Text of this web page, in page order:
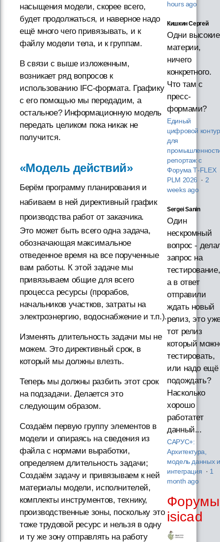
насыщения модели, скорее всего,
будет продолжаться, и наверное надо
ещё много чего привязывать, и к
файлу модели тела, и к группам.
В связи с выше изложенным,
возникает ряд вопросов к
использованию IFC-формата. Графику
с его помощью мы передадим, а
остальное? Информационную модель
передать целиком пока никак не
получится.
«Модель действий»
Берём программу планирования и
набиваем в ней директивный график
производства работ от заказчика.
Это может быть всего одна задача,
обозначающая максимальное
отведенное время на все порученные
вам работы. К этой задаче мы
привязываем общие для всего
процесса ресурсы (прорабов,
начальников участков, затраты на
электроэнергию, водоснабжение и т.п.).
Изменять длительность задачи мы не
можем. Это директивный срок, в
который мы должны влезть.
Теперь мы должны разбить этот срок
на подзадачи. Делается это
следующим образом.
Создаём первую группу элементов в
модели и опираясь на сведения из
файла с нормами выработки,
определяем длительность задачи;
Создаём задачу и привязываем к ней
материалы модели, исполнителей,
комплекты инструментов, технику,
производственные зоны, поскольку это
тоже трудовой ресурс и нельзя в одну
и ту же зону отправлять на работу
hours ago
Кишкин Сергей
Одни высокие
материи,
ничего
конкретного.
Что там с
пресс-
формами?
Единый
цифровой контур
для
репортаж с
Форума T‑FLEX
PLM 2026 · 2
weeks ago
Sergei Sanin
Один
нескромный
вопрос -
запрос на
тестирование,
а в ответ
отправили
ждать новый
релиз, это
тот релиз
который
тестировать,
или надо ещё
подождать?
Насколько
хорошо
работатет
данный...
САРУС+:
Архитектура,
модель данных и
интеграция · 1
month ago
Форумы
isicad